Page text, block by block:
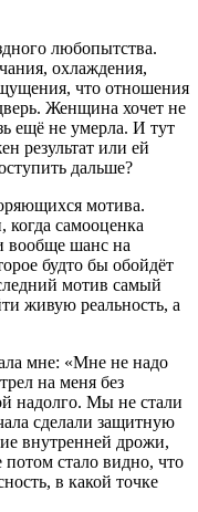
любопытства.
охлаждения,
что отношения
Женщина хочет не
ещё не умерла. И тут
результат или ей
дальше?
мотива.
самооценка
вообще шанс на
будто бы обойдёт
мотив самый
живую реальность, а
мне: «Мне не надо
на меня без
надолго. Мы не стали
сделали защитную
внутренней дрожи,
стало видно, что
в какой точке